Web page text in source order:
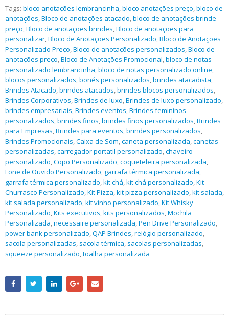
Tags: bloco anotações lembrancinha,bloco anotações preço,bloco de
anotações,Bloco de anotações atacado,bloco de anotações brinde
preço,Bloco de anotações brindes,Bloco de anotações para
personalizar,Bloco de Anotações Personalizado,Bloco de Anotações
Personalizado Preço,Bloco de anotações personalizados,Bloco de
anotações preço,Bloco de Anotações Promocional,bloco de notas
personalizado lembrancinha,bloco de notas personalizado online,
blocos personalizados,bonés personalizados,brindes atacadista,
Brindes Atacado,brindes atacados,brindes blocos personalizados,
Brindes Corporativos,Brindes de luxo,Brindes de luxo personalizado,
brindes empresariais,Brindes eventos,Brindes femininos
personalizados,brindes finos,brindes finos personalizados,Brindes
para Empresas,Brindes para eventos,brindes personalizados,
Brindes Promocionais,Caixa de Som,caneta personalizada,canetas
personalizadas,carregador portatil personalizado,chaveiro
personalizado,Copo Personalizado,coqueteleira personalizada,
Fone de Ouvido Personalizado, garrafa térmica personalizada,
garrafa térmica personalizado,kit chá,kit chá personalizado,Kit
Churrasco Personalizado,Kit Pizza,kit pizza personalizado,kit salada,
kit salada personalizado,kit vinho personalizado,Kit Whisky
Personalizado,Kits executivos,kits personalizados,Mochila
Personalizada,necessaire personalizada,Pen Drive Personalizado,
power bank personalizado,QAP Brindes,relógio personalizado,
sacola personalizadas, sacola térmica, sacolas personalizadas,
squeeze personalizado,toalha personalizada